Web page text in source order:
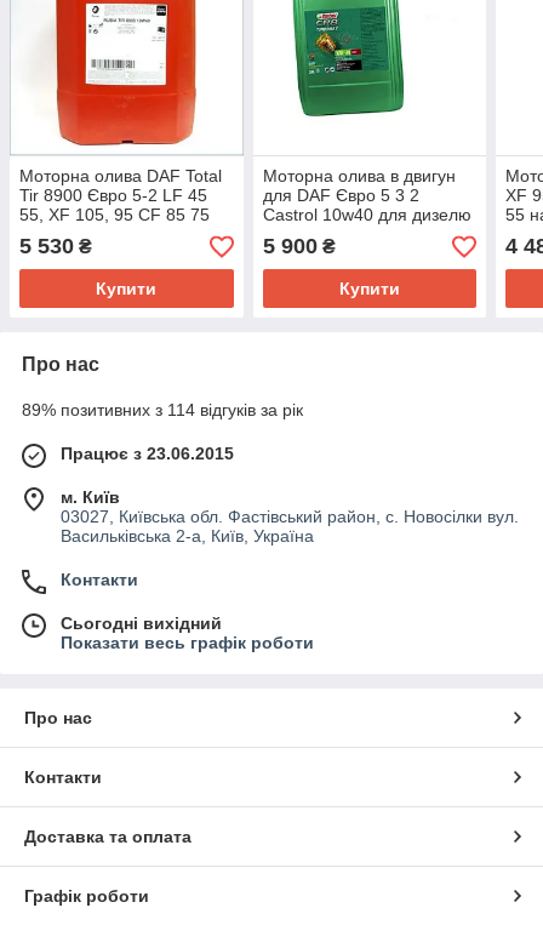
Моторна олива DAF Total
Tir 8900 Євро 5-2 LF 45
55, XF 105, 95 CF 85 75
65 для вантажівки, тягача
10W-40
5 530 ₴
Купити
Моторна олива в двигун
для DAF Євро 5 3 2
Castrol 10w40 для дизелю
XF/CF/LF
5 900₴
Купити
XF
55
для
4
Про нас
89% позитивних з 114 відгуків за рік
Працює з 23.06.2015
м. Київ
03027, Київська обл. Фастівський район, с. Новосілки вул.
Васильківська 2-а, Київ, Україна
Контакти
Сьогодні вихідний
Показати весь графік роботи
Про нас
Контакти
Доставка та оплата
Графік роботи